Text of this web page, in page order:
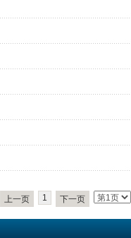
上一页 1 下一页